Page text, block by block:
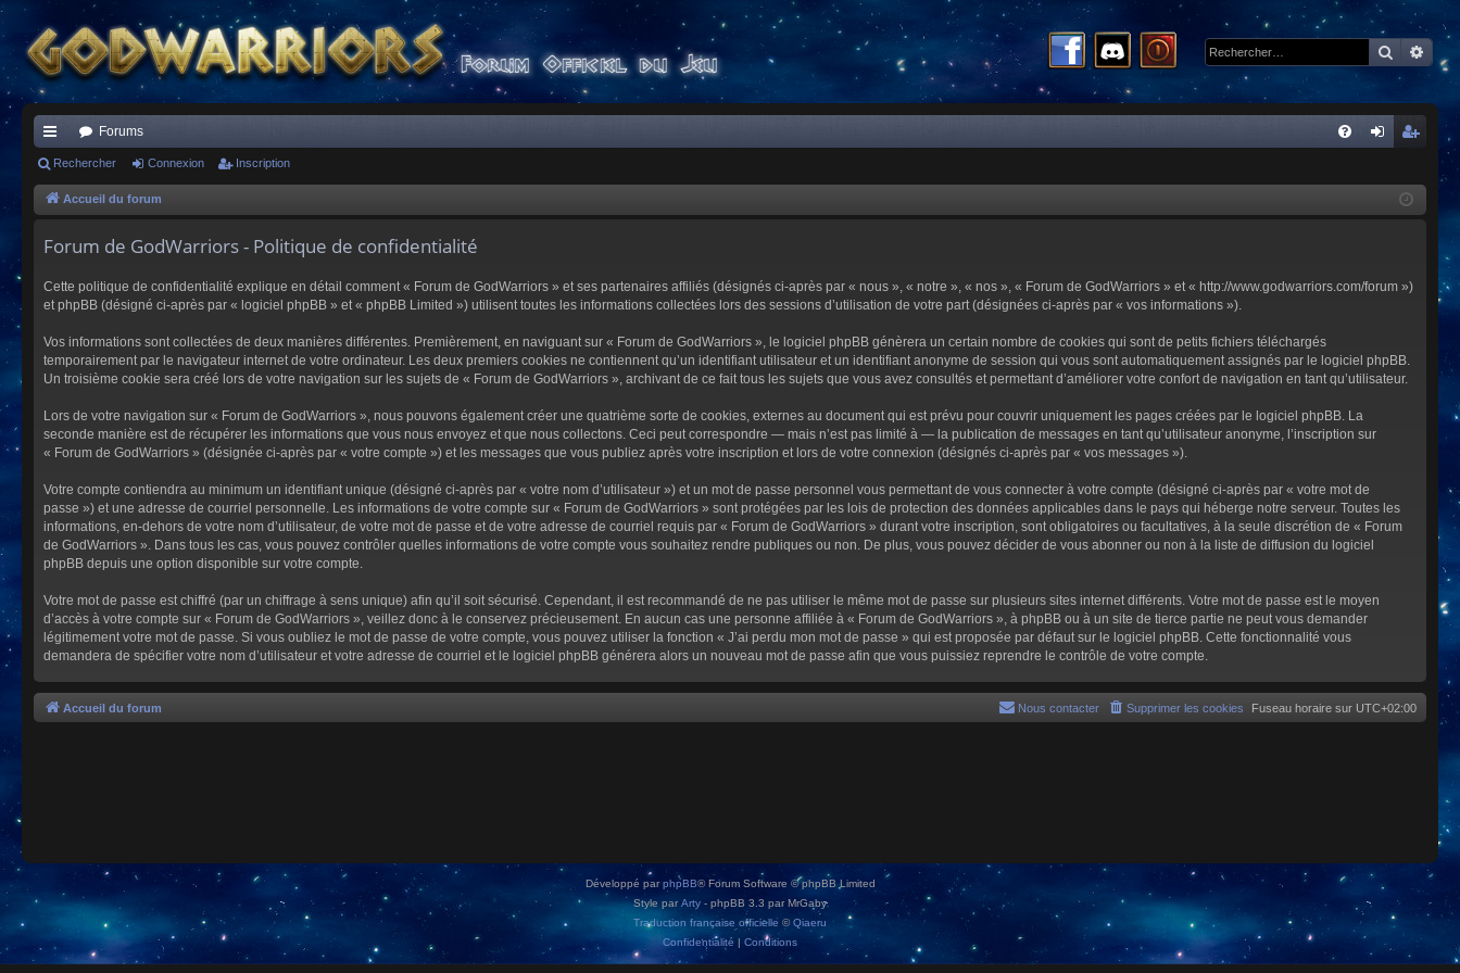
ac
co
s
Forums
cri
Rechercher Connexion Inscription
Accueil du forum
Forum de GodWarriors - Politique de confidentialité
Cette politique de confidentialité explique en détail comment « Forum de GodWarriors » et ses partenaires affiliés (désignés ci-après par « nous », « notre », « nos », « Forum de GodWarriors » et « http://www.godwarriors.com/forum »)
et phpBB (désigné ci-après par « logiciel phpBB » et « phpBB Limited ») utilisent toutes les informations collectées lors des sessions d’utilisation de votre part (désignées ci-après par « vos informations »).
Vos informations sont collectées de deux manières différentes. Premièrement, en naviguant sur « Forum de GodWarriors », le logiciel phpBB génèrera un certain nombre de cookies qui sont de petits fichiers téléchargés
temporairement par le navigateur internet de votre ordinateur. Les deux premiers cookies ne contiennent qu’un identifiant utilisateur et un identifiant anonyme de session qui vous sont automatiquement assignés par le logiciel phpBB.
Un troisième cookie sera créé lors de votre navigation sur les sujets de « Forum de GodWarriors », archivant de ce fait tous les sujets que vous avez consultés et permettant d’améliorer votre confort de navigation en tant qu’utilisateur.
Lors de votre navigation sur « Forum de GodWarriors », nous pouvons également créer une quatrième sorte de cookies, externes au document qui est prévu pour couvrir uniquement les pages créées par le logiciel phpBB. La
seconde manière est de récupérer les informations que vous nous envoyez et que nous collectons. Ceci peut correspondre — mais n’est pas limité à — la publication de messages en tant qu’utilisateur anonyme, l’inscription sur
« Forum de GodWarriors » (désignée ci-après par « votre compte ») et les messages que vous publiez après votre inscription et lors de votre connexion (désignés ci-après par « vos messages »).
Votre compte contiendra au minimum un identifiant unique (désigné ci-après par « votre nom d’utilisateur ») et un mot de passe personnel vous permettant de vous connecter à votre compte (désigné ci-après par « votre mot de
passe ») et une adresse de courriel personnelle. Les informations de votre compte sur « Forum de GodWarriors » sont protégées par les lois de protection des données applicables dans le pays qui héberge notre serveur. Toutes les
informations, en-dehors de votre nom d’utilisateur, de votre mot de passe et de votre adresse de courriel requis par « Forum de GodWarriors » durant votre inscription, sont obligatoires ou facultatives, à la seule discrétion de « Forum
de GodWarriors ». Dans tous les cas, vous pouvez contrôler quelles informations de votre compte vous souhaitez rendre publiques ou non. De plus, vous pouvez décider de vous abonner ou non à la liste de diffusion du logiciel
phpBB depuis une option disponible sur votre compte.
Votre mot de passe est chiffré (par un chiffrage à sens unique) afin qu’il soit sécurisé. Cependant, il est recommandé de ne pas utiliser le même mot de passe sur plusieurs sites internet différents. Votre mot de passe est le moyen
d’accès à votre compte sur « Forum de GodWarriors », veillez donc à le conservez précieusement. En aucun cas une personne affiliée à « Forum de GodWarriors », à phpBB ou à un site de tierce partie ne peut vous demander
légitimement votre mot de passe. Si vous oubliez le mot de passe de votre compte, vous pouvez utiliser la fonction « J’ai perdu mon mot de passe » qui est proposée par défaut sur le logiciel phpBB. Cette fonctionnalité vous
demandera de spécifier votre nom d’utilisateur et votre adresse de courriel et le logiciel phpBB générera alors un nouveau mot de passe afin que vous puissiez reprendre le contrôle de votre compte.
Accueil du forum Fuseau horaire sur UTC+02:00
Supprimer les cookies
Nous contacter
Développé parphpBB® Forum Software © phpBB Limited
Style par Arty - phpBB 3.3 par MrGaby
Traduction française officielle ©Qiaeru
Confidentialité | Conditions